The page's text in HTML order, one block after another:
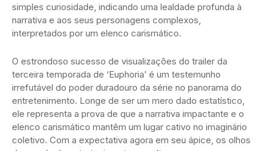
simples curiosidade, indicando uma lealdade profunda à
narrativa e aos seus personagens complexos,
interpretados por um elenco carismático.
O estrondoso sucesso de visualizações do trailer da
terceira temporada de ‘Euphoria’ é um testemunho
irrefutável do poder duradouro da série no panorama do
entretenimento. Longe de ser um mero dado estatístico,
ele representa a prova de que a narrativa impactante e o
elenco carismático mantêm um lugar cativo no imaginário
coletivo. Com a expectativa agora em seu ápice, os olhos